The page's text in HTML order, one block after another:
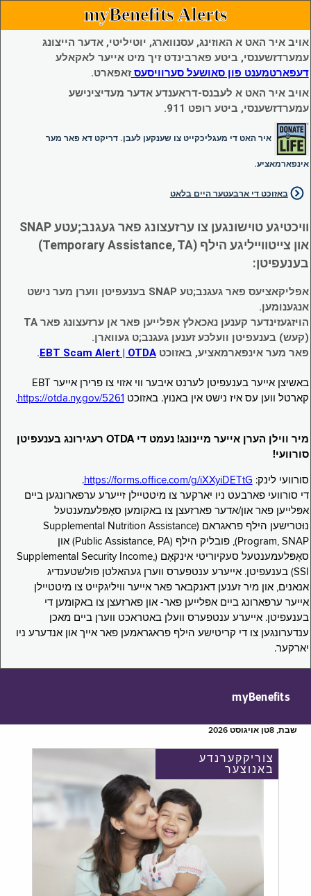
myBenefits Alerts
אויב איר האט א האוזינג, עסנווארג, יוטיליטי, אדער הייצונג
עמערדזשענסי, ביטע פארבינדט זיך מיט אייער לאקאלע
דעפארטמענט פון סאושעל סערוויסעסזאפארט.
אויב איר האט א לעבנס-דראענדע אדער מעדיצינישע
עמערדזשענסי, ביטע רופט 911.
איר האט די מעגליכקייט צו שענקען לעבן. דריקט דא פאר מער
אינפארמאציע.
באזוכט די ארבעטער היים בלאט
וויכטיגע טוישונגען צו ערזעצונג פאר געגנב;עטע SNAP
און צייטווייליגע הילף (Temporary Assistance, TA)
בענעפיטן:
אפליקאציעס פאר געגנב;טע SNAP בענעפיטן ווערן מער נישט
אנגענומען.
הויזגעזינדער קענען נאכאלץ אפּלייען פאר אן ערזעצונג פאר TA
(קעש) בענעפיטן וועלכע זענען געגנב;ט געווארן.
פאר מער אינפארמאציע, באזוכטEBT Scam Alert | OTDA
.
באשיצן אייער בענעפיטן לערנט איבער ווי אזוי צו פרירן אייער EBT
קארטל ווען עס איז נישט אין באנוץ. באזוכט https://otda.ny.gov/5261
.
מיר ווילן הערן אייער מיינונג! נעמט די OTDA רעגירונג בענעפיטן
סורוועי!
סורוועי לינק: https://forms.office.com/g/iXXyiDETtG
.
די סורוועי פארבעט ניו יארקער צו מיטטיילן זייערע ערפארונגען ביים
אפּלייען פאר און/אדער פארזעצן צו באקומען סאָפּלעמענטעל
נוּטרישען הילף פראגראם (Supplemental Nutrition Assistance
Program, SNAP), פובליק הילף (Public Assistance, PA) און
סאָפּלעמענטעל סעקיוריטי אינקאָם (Supplemental Security Income,
SSI) בענעפיטן. אייערע ענטפערס ווערן געהאלטן פולשטענדיג
אנאנים, און מיר זענען דאנקבאר פאר אייער וויליגקייט צו מיטטיילן
אייער ערפארונג ביים אפּלייען פאר- און פארזעצן צו באקומען די
בענעפיטן. אייערע ענטפערס וועלן באטראכט ווערן ביים מאכן
ענדערונגען צו די קריטישע הילף פראגראמען פאר אייך און אנדערע ניו
יארקער.
myBenefits
שבת, 8טן אויגוסט 2026
צוריקקערנדע
באנוצער